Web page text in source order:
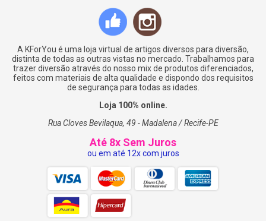
A KForYou é uma loja virtual de artigos diversos para diversão,
distinta de todas as outras vistas no mercado. Trabalhamos para
trazer diversão através do nosso mix de produtos diferenciados,
feitos com materiais de alta qualidade e dispondo dos requisitos
de segurança para todas as idades.
Loja 100% online.
Rua Cloves Bevilaqua, 49 - Madalena / Recife-PE
Até 8x Sem Juros
ou em até 12x com juros